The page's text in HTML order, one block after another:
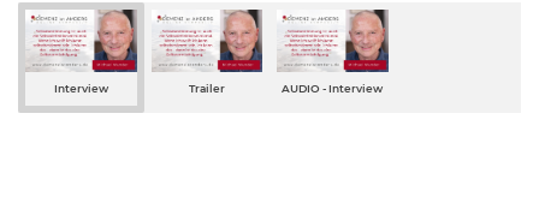
Interview Trailer AUDIO - Interview